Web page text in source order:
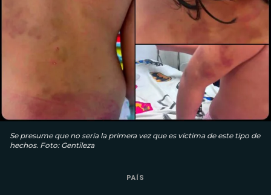
Se presume que no sería la primera vez que es víctima de este tipo de
hechos. Foto: Gentileza
PAÍS